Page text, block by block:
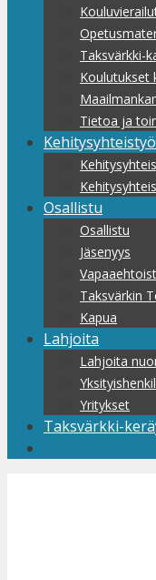
Taksvärkki-
Koulutukset
Tietoa ja
Kehitysyhteistyö
Osallistu
Osallistu
Jäsenyys
Taksvärkin
Kapua
Lahjoita
Lahjoita
Yritykset
Taksvärkki-